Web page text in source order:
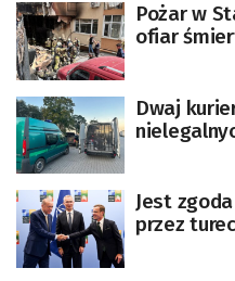
Pożar w
ofiar
Dwaj
Jest
przez